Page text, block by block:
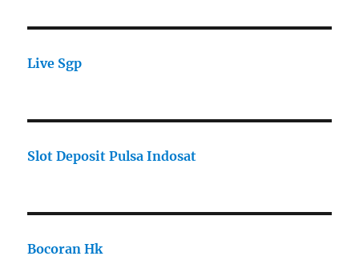
Live Sgp
Slot Deposit Pulsa Indosat
Bocoran Hk